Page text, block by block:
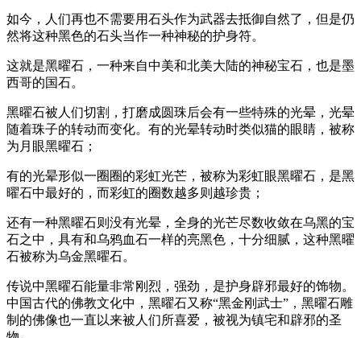
如今，人们再也不需要用石头作为武器去抵御自然了，但是仍
然将这种黑色的石头当作一种神秘的护身符。
这就是黑曜石，一种来自中美和北美大陆的神秘宝石，也是墨
西哥的国石。
黑曜石被人们切割，打磨成圆珠后会有一些特殊的光晕，光晕
随着珠子的转动而变化。有的光晕转动时类似猫的眼睛，被称
为月眼黑曜石；
有的光晕形似一圈圈的彩虹光芒，被称为彩虹眼黑曜石，是黑
曜石中最好的，而彩虹的圈数越多则越珍贵；
还有一种黑曜石则没有光晕，全身的光芒尽数收敛在乌黑的宝
石之中，具有和乌鸦血石一样的亮黑色，十分细腻，这种黑曜
石被称为乌金黑曜石。
传说中黑曜石能量非常刚烈，强劲，是护身辟邪最好的饰物。
中国古代的佛教文化中，黑曜石又称“黑金刚武士”，黑曜石雕
制的佛像也一直以来被人们所喜爱，被视为镇宅和辟邪的圣